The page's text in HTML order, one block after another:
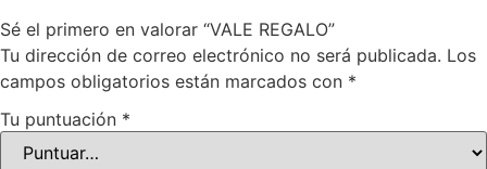
Sé el primero en valorar “VALE REGALO”
Tu dirección de correo electrónico no será publicada. Los
campos obligatorios están marcados con *
Tu puntuación *